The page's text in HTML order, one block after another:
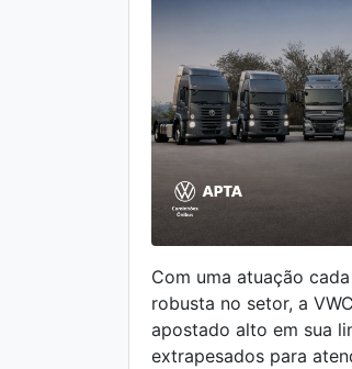
Com uma atuação
robusta no setor, a
apostado alto em sua
extrapesados para